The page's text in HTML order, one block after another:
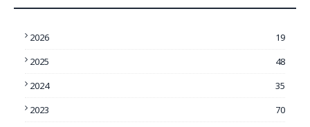
2026
19
2025
48
2024
35
2023
70